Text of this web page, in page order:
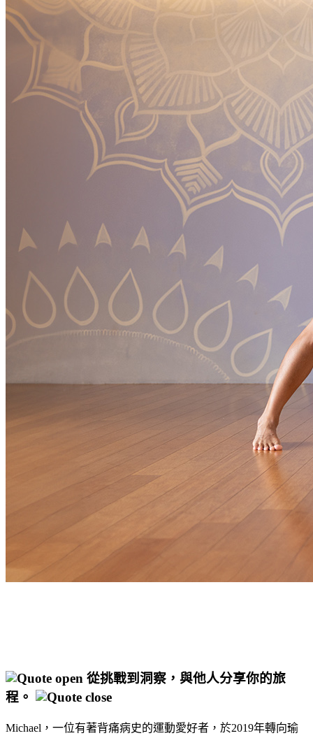
從挑戰到洞察，與他人分享你的旅
程。
Michael，一位有著背痛病史的運動愛好者，於2019年轉向瑜